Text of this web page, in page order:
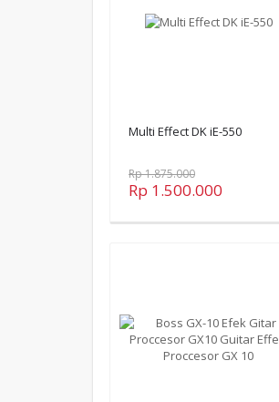
Multi Effect DK iE-550
Rp 1.875.000
Rp 1.500.000